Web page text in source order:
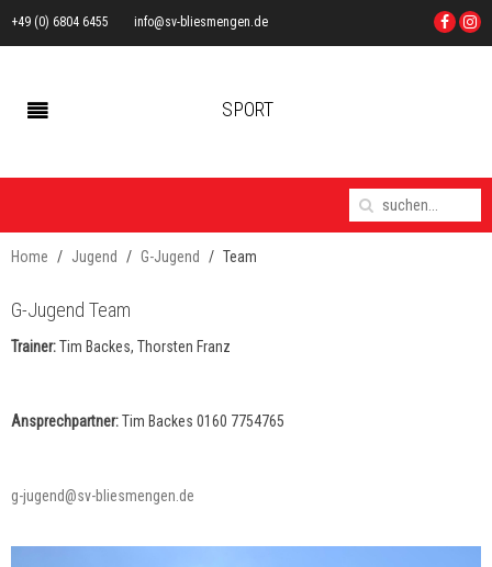
+49 (0) 6804 6455 info@sv-bliesmengen.de
SPORT
Home Jugend G-Jugend Team
G-Jugend Team
Trainer:Tim Backes, Thorsten Franz
Ansprechpartner:Tim Backes 0160 7754765
g-jugend@sv-bliesmengen.de